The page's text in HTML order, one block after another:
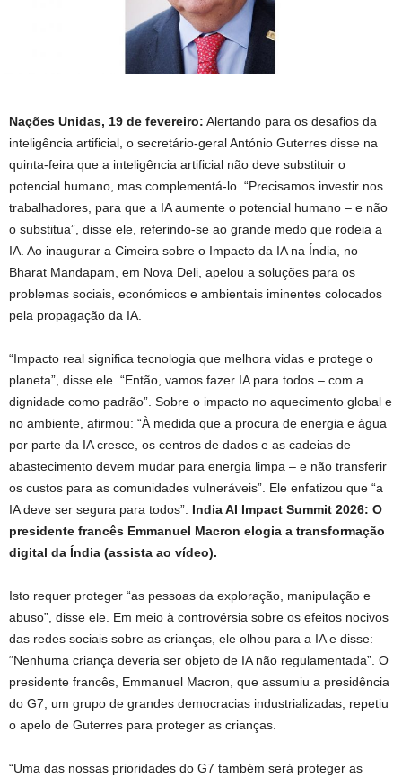
Nações Unidas, 19 de fevereiro: Alertando para os desafios da
inteligência artificial, o secretário-geral António Guterres disse na
quinta-feira que a inteligência artificial não deve substituir o
potencial humano, mas complementá-lo. “Precisamos investir nos
trabalhadores, para que a IA aumente o potencial humano – e não
o substitua”, disse ele, referindo-se ao grande medo que rodeia a
IA. Ao inaugurar a Cimeira sobre o Impacto da IA ​​na Índia, no
Bharat Mandapam, em Nova Deli, apelou a soluções para os
problemas sociais, económicos e ambientais iminentes colocados
pela propagação da IA.
“Impacto real significa tecnologia que melhora vidas e protege o
planeta”, disse ele. “Então, vamos fazer IA para todos – com a
dignidade como padrão”. Sobre o impacto no aquecimento global e
no ambiente, afirmou: “À medida que a procura de energia e água
por parte da IA ​​cresce, os centros de dados e as cadeias de
abastecimento devem mudar para energia limpa – e não transferir
os custos para as comunidades vulneráveis”. Ele enfatizou que “a
IA deve ser segura para todos”. India AI Impact Summit 2026: O
presidente francês Emmanuel Macron elogia a transformação
digital da Índia (assista ao vídeo).
Isto requer proteger “as pessoas da exploração, manipulação e
abuso”, disse ele. Em meio à controvérsia sobre os efeitos nocivos
das redes sociais sobre as crianças, ele olhou para a IA e disse:
“Nenhuma criança deveria ser objeto de IA não regulamentada”. O
presidente francês, Emmanuel Macron, que assumiu a presidência
do G7, um grupo de grandes democracias industrializadas, repetiu
o apelo de Guterres para proteger as crianças.
“Uma das nossas prioridades do G7 também será proteger as